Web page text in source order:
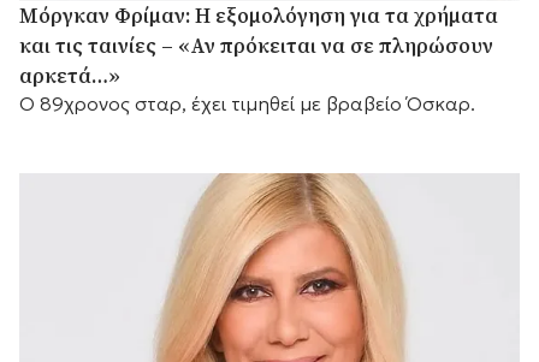
Μόργκαν Φρίμαν: Η εξομολόγηση για τα χρήματα
και τις ταινίες – «Αν πρόκειται να σε πληρώσουν
αρκετά…»
Ο 89χρονος σταρ, έχει τιμηθεί με βραβείο Όσκαρ.